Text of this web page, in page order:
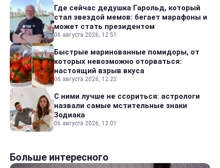
Где сейчас дедушка Гарольд, который
стал звездой мемов: бегает марафоны и
может стать президентом
06 августа 2026, 12:51
Быстрые маринованные помидоры, от
которых невозможно оторваться:
настоящий взрыв вкуса
06 августа 2026, 12:22
С ними лучше не ссориться: астрологи
назвали самые мстительные знаки
Зодиака
06 августа 2026, 12:01
Больше интересного